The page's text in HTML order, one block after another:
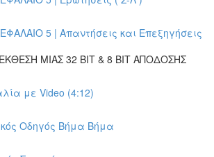
5 | Απαντήσεις και Επεξηγήσεις
ΜΙΑΣ 32 BIT & 8 BIT ΑΠΟΔΟΣΗΣ
με Video (4:12)
Οδηγός Βήμα Βήμα